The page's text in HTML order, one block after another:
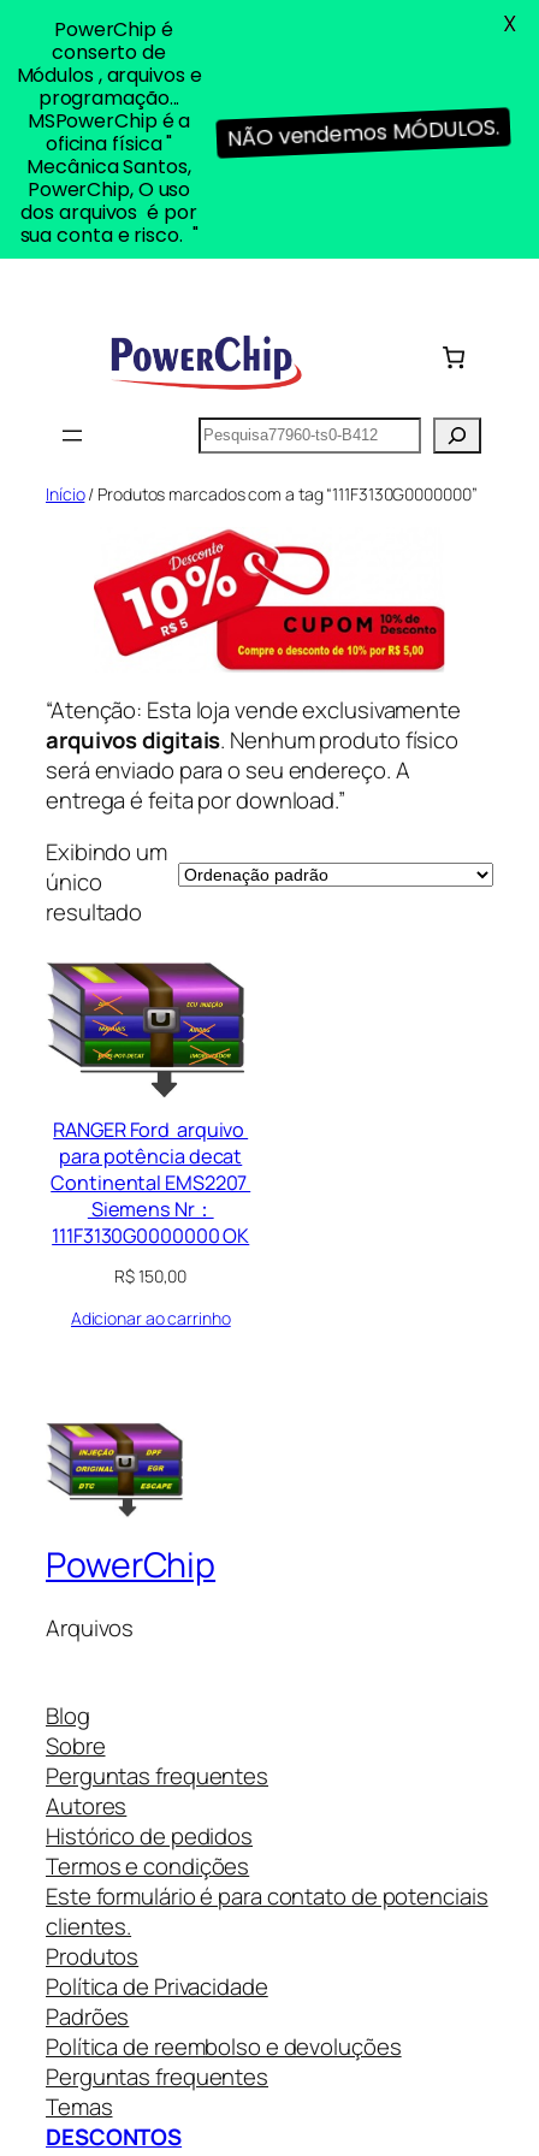
Pesquisar
Início/ Produtos marcados com a tag “111F3130G0000000”
“Atenção: Esta loja vende exclusivamente
arquivos digitais. Nenhum produto físico
será enviado para o seu endereço. A
entrega é feita por download.”
Exibindo um
único
resultado
RANGER Ford arquivo
para potência decat
Continental EMS2207
Siemens Nr：
111F3130G0000000 OK
R$150,00
Adicionar ao carrinho
PowerChip
Arquivos
Blog
Sobre
Perguntas frequentes
Autores
Histórico de pedidos
Termos e condições
Este formulário é para contato de potenciais
clientes.
Produtos
Política de Privacidade
Padrões
Política de reembolso e devoluções
Perguntas frequentes
Temas
DESCONTOS
PowerChip é
conserto de
Módulos , arquivos e
programação...
MSPowerChip é a
oficina física "
Mecânica Santos,
PowerChip, O uso
dos arquivos é por
sua conta e risco. "
NÃO vendemos MÓDULOS.
X